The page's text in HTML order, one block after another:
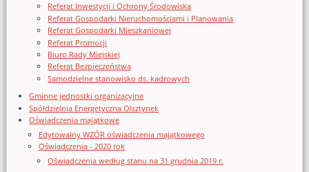
Referat Inwestycji i Ochrony Środowiska
Referat Gospodarki Nieruchomościami i Planowania
Referat Gospodarki Mieszkaniowej
Referat Promocji
Biuro Rady Miejskiej
Referat Bezpieczeństwa
Samodzielne stanowisko ds. kadrowych
Gminne jednostki organizacyjne
Spółdzielnia Energetyczna Olsztynek
Oświadczenia majątkowe
Edytowalny WZÓR oświadczenia majątkowego
Oświadczenia - 2020 rok
Oświadczenia według stanu na 31 grudnia 2019 r.